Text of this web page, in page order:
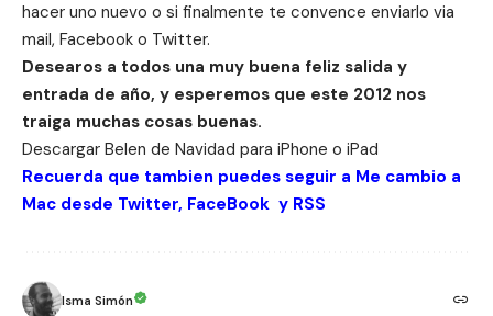
hacer uno nuevo o si finalmente te convence enviarlo via
mail, Facebook o Twitter.
Desearos a todos una muy buena feliz salida y
entrada de año, y esperemos que este 2012 nos
traiga muchas cosas buenas.
Descargar Belen de Navidad para iPhone o iPad
Recuerda que tambien puedes seguir a Me cambio a
Mac desde Twitter, FaceBook y RSS
Isma Simón